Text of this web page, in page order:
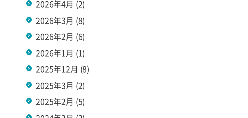
2026年4月 (2)
2026年3月 (8)
2026年2月 (6)
2026年1月 (1)
2025年12月 (8)
2025年3月 (2)
2025年2月 (5)